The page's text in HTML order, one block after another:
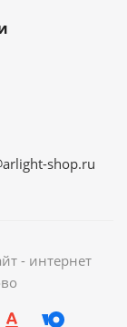
shop.ru
- интернет